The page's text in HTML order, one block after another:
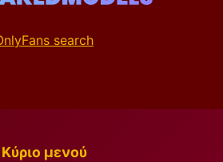
search
Κύριο μενού